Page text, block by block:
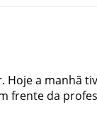
. Hojea manhã
frente da